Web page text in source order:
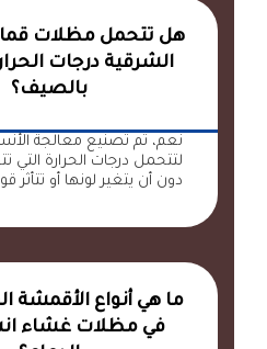
هل تتحمل مظلات
الشرقية درجات
بالصيف؟
نعم، تم تصنيع معالجة
دون أن يتغير لونها أو تتأثر
ما هي أنواع الأقمشة
في مظلات غشاء